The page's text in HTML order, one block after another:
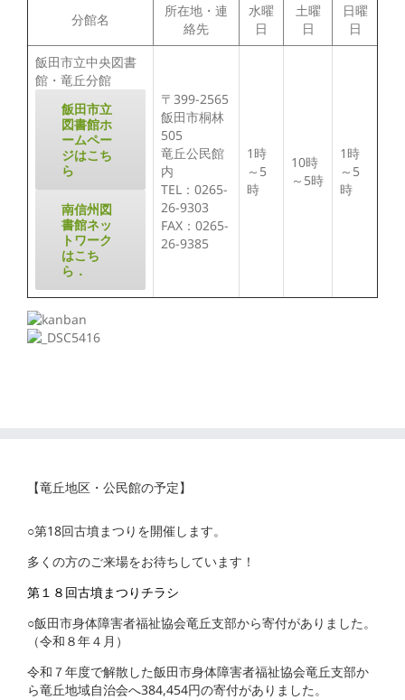
分館名
所在地・連
絡先
水曜
日
土曜
日
日曜
日
飯田市立中央図書
館・竜丘分館
飯田市立
図書館ホ
ームペー
ジはこち
ら
南信州図
書館ネッ
トワーク
はこち
ら．
〒399-2565
飯田市桐林
505
竜丘公民館
内
TEL：0265-
26-9303
FAX：0265-
26-9385
1時
～5
時
10時
～5時
1時
～5
時
【竜丘地区・公民館の予定】
○第18回古墳まつりを開催します。
多くの方のご来場をお待ちしています！
第１８回古墳まつりチラシ
○飯田市身体障害者福祉協会竜丘支部から寄付がありました。
（令和８年４月）
令和７年度で解散した飯田市身体障害者福祉協会竜丘支部か
ら竜丘地域自治会へ384,454円の寄付がありました。